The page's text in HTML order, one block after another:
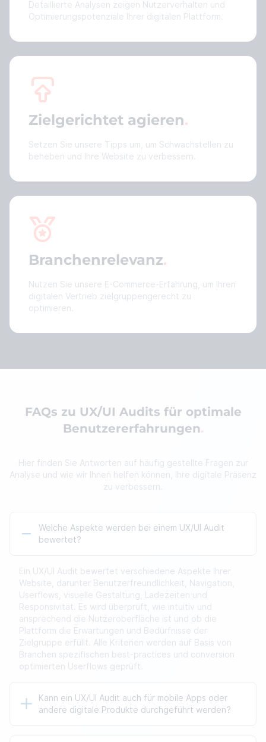
Detaillierte Analysen zeigen Nutzerverhalten und
Optimierungspotenziale Ihrer digitalen Plattform.
Zielgerichtet agieren
Setzen Sie unsere Tipps um, um Schwachstellen zu
beheben und Ihre Website zu verbessern.
Branchenrelevanz
Nutzen Sie unsere E-Commerce-Erfahrung, um Ihren
digitalen Vertrieb zielgruppengerecht zu
optimieren.
FAQs zu UX/UI Audits für optimale
Benutzererfahrungen
Hier finden Sie Antworten auf häufig gestellte Fragen zur
Analyse und wie wir Ihnen helfen können, Ihre digitale Präsenz
zu verbessern.
Welche Aspekte werden bei einem UX/UI Audit
bewertet?
Ein UX/UI Audit bewertet verschiedene Aspekte Ihrer
Website, darunter Benutzerfreundlichkeit, Navigation,
Userflows, visuelle Gestaltung, Ladezeiten und
Responsivität. Es wird überprüft, wie intuitiv und
ansprechend die Nutzeroberfläche ist und ob die
Plattform die Erwartungen und Bedürfnisse der
Zielgruppe erfüllt. Alle Kriterien werden auf Basis von
Branchen spezifischen best-practices und conversion
optimierten Userflows geprüft.
Kann ein UX/UI Audit auch für mobile Apps oder
andere digitale Produkte durchgeführt werden?